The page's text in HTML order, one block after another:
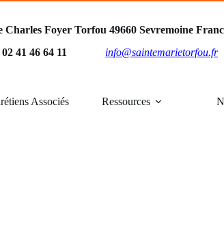
Charles Foyer Torfou 49660 Sevremoine
41 46 64 11
info@saintemarietorfou.fr
Associés Ressources